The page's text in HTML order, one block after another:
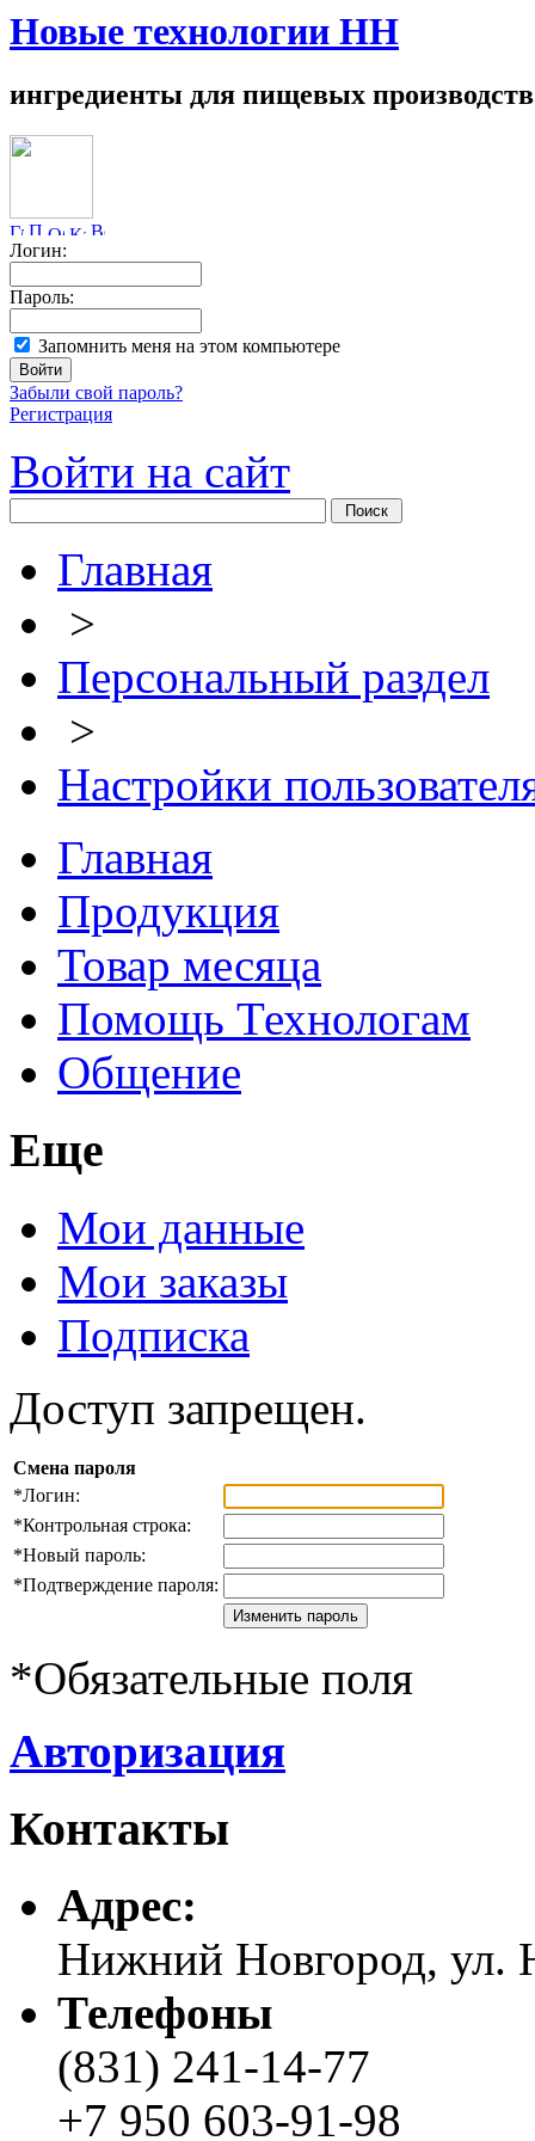
Новые технологии НН
ингредиенты для пищевых производств
Логин:
Пароль:
Запомнить меня на этом компьютере
Забыли свой пароль?
Регистрация
Войти на сайт
Главная
>
Персональный раздел
>
Настройки
Главная
Продукция
Товар месяца
Помощь Технологам
Общение
Еще
Мои данные
Мои заказы
Подписка
Доступ запрещен.
Смена пароля
*Логин:
*Контрольная строка:
*Новый пароль:
*Подтверждение пароля:
*Обязательные поля
Авторизация
Контакты
Адреc:
Нижний Новгород, ул.
Телефоны
(831) 241-14-77
+7 950 603-91-98